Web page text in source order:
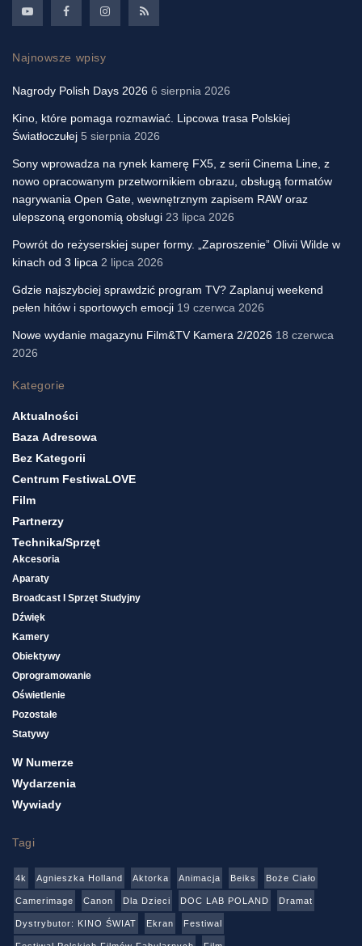
Najnowsze wpisy
Nagrody Polish Days 2026 6 sierpnia 2026
Kino, które pomaga rozmawiać. Lipcowa trasa Polskiej
Światłoczułej 5 sierpnia 2026
Sony wprowadza na rynek kamerę FX5, z serii Cinema Line, z
nowo opracowanym przetwornikiem obrazu, obsługą formatów
nagrywania Open Gate, wewnętrznym zapisem RAW oraz
ulepszoną ergonomią obsługi 23 lipca 2026
Powrót do reżyserskiej super formy. „Zaproszenie” Olivii Wilde w
kinach od 3 lipca 2 lipca 2026
Gdzie najszybciej sprawdzić program TV? Zaplanuj weekend
pełen hitów i sportowych emocji 19 czerwca 2026
Nowe wydanie magazynu Film&TV Kamera 2/2026 18 czerwca
2026
Kategorie
Aktualności
Baza Adresowa
Bez Kategorii
Centrum FestiwaLOVE
Film
Partnerzy
Technika/sprzęt
Akcesoria
Aparaty
Broadcast I Sprzęt Studyjny
Dźwięk
Kamery
Obiektywy
Oprogramowanie
Oświetlenie
Pozostałe
Statywy
W Numerze
Wydarzenia
Wywiady
Tagi
4k Agnieszka Holland Aktorka Animacja Beiks Boże Ciało
Camerimage Canon Dla Dzieci DOC LAB POLAND Dramat
Dystrybutor: KINO ŚWIAT Ekran Festiwal